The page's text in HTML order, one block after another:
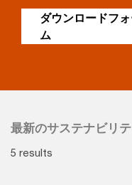
ダウンロードフ
ム
最新のサステナビリ
5 results